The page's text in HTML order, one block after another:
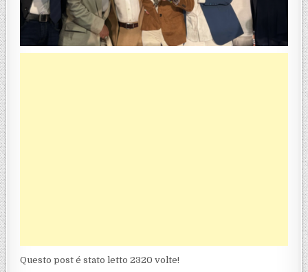
Questo post é stato letto 2320 volte!